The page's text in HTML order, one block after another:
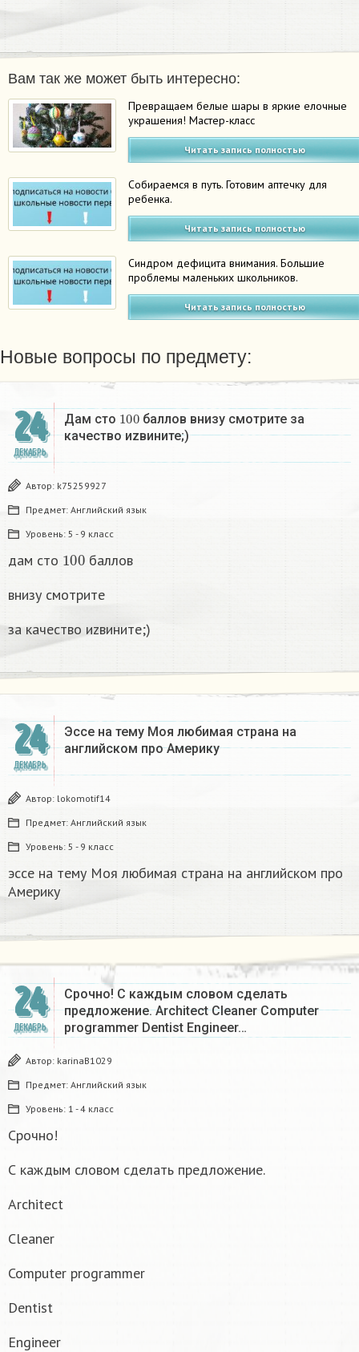
Вам так же может быть интересно:
Превращаем белые шары в яркие елочные
украшения! Мастер-класс
Читать запись полностью
Собираемся в путь. Готовим аптечку для
ребенка.
Читать запись полностью
Синдром дефицита внимания. Большие
проблемы маленьких школьников.
Читать запись полностью
Новые вопросы по предмету:
24
ДЕКАБРЬ
Дам сто 100баллов внизу смотрите за
качество иzвините;)
Автор: k75259927
Предмет: Английский язык
Уровень: 5 - 9 класс
дам сто 100 баллов
внизу смотрите
за качество иzвините;)
24
ДЕКАБРЬ
Эссе на тему Моя любимая страна на
английском про Америку​
Автор: lokomotif14
Предмет: Английский язык
Уровень: 5 - 9 класс
эссе на тему Моя любимая страна на английском про
Америку​
24
ДЕКАБРЬ
Срочно! С каждым словом сделать
предложение. Architect Cleaner Computer
programmer Dentist Engineer…
Автор: karinaB1029
Предмет: Английский язык
Уровень: 1 - 4 класс
Срочно!
С каждым словом сделать предложение.
Architect
Cleaner
Computer programmer
Dentist
Engineer